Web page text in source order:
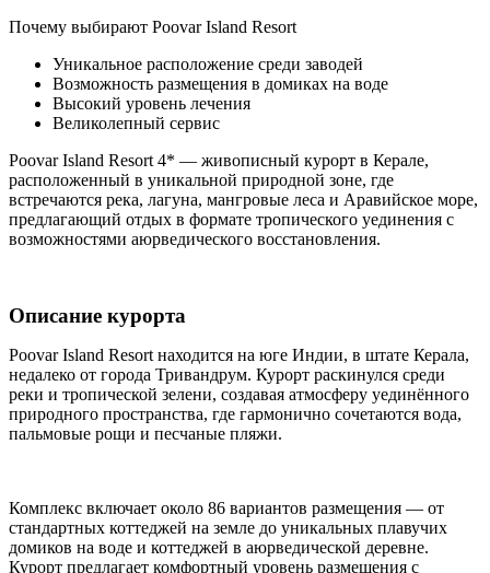
Почему выбирают Poovar Island Resort
Уникальное расположение среди заводей
Возможность размещения в домиках на воде
Высокий уровень лечения
Великолепный сервис
Poovar Island Resort 4* — живописный курорт в Керале,
расположенный в уникальной природной зоне, где
встречаются река, лагуна, мангровые леса и Аравийское море,
предлагающий отдых в формате тропического уединения с
возможностями аюрведического восстановления.
Описание курорта
Poovar Island Resort находится на юге Индии, в штате Керала,
недалеко от города Тривандрум. Курорт раскинулся среди
реки и тропической зелени, создавая атмосферу уединённого
природного пространства, где гармонично сочетаются вода,
пальмовые рощи и песчаные пляжи.
Комплекс включает около 86 вариантов размещения — от
стандартных коттеджей на земле до уникальных плавучих
домиков на воде и коттеджей в аюрведической деревне.
Курорт предлагает комфортный уровень размещения с